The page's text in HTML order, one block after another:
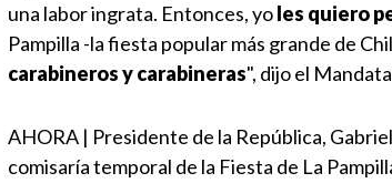
una labor ingrata. Entonces, yoles quiero
Pampilla -la fiesta popular más grande de
carabineros y carabineras", dijo el
AHORA | Presidente de la República,
comisaría temporal de la Fiesta de La